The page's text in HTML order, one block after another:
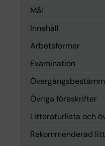
Mål
Innehåll
Arbetsformer
Examination
Övriga föreskrifter
Litteraturlista och
Rekommenderad